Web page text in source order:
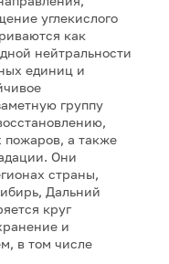
углекислого
как
нейтральности
единиц и
группу
а также
Они
страны,
Дальний
круг
и
в том числе